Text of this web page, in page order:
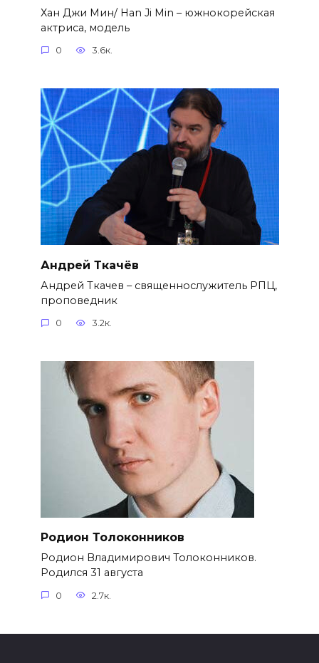
Хан Джи Мин/ Han Ji Min – южнокорейская
актриса, модель
0 3.6к.
Андрей Ткачёв
Андрей Ткачев – священнослужитель РПЦ,
проповедник
0 3.2к.
Родион Толоконников
Родион Владимирович Толоконников.
Родился 31 августа
0 2.7к.